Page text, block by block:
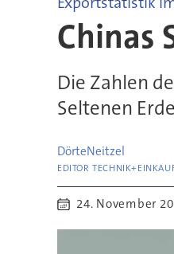
Chinas
Die Zahlen
Seltenen
DörteNeitzel
EDITOR
24. November